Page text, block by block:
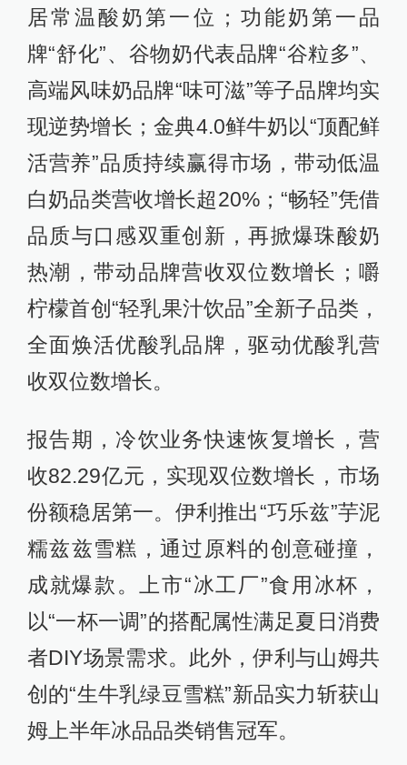
居常温酸奶第一位；功能奶第一品
牌“舒化”、谷物奶代表品牌“谷粒多”、
高端风味奶品牌“味可滋”等子品牌均实
现逆势增长；金典4.0鲜牛奶以“顶配鲜
活营养”品质持续赢得市场，带动低温
白奶品类营收增长超20%；“畅轻”凭借
品质与口感双重创新，再掀爆珠酸奶
热潮，带动品牌营收双位数增长；嚼
柠檬首创“轻乳果汁饮品”全新子品类，
全面焕活优酸乳品牌，驱动优酸乳营
收双位数增长。
报告期，冷饮业务快速恢复增长，营
收82.29亿元，实现双位数增长，市场
份额稳居第一。伊利推出“巧乐兹”芋泥
糯兹兹雪糕，通过原料的创意碰撞，
成就爆款。上市“冰工厂”食用冰杯，
以“一杯一调”的搭配属性满足夏日消费
者DIY场景需求。此外，伊利与山姆共
创的“生牛乳绿豆雪糕”新品实力斩获山
姆上半年冰品品类销售冠军。